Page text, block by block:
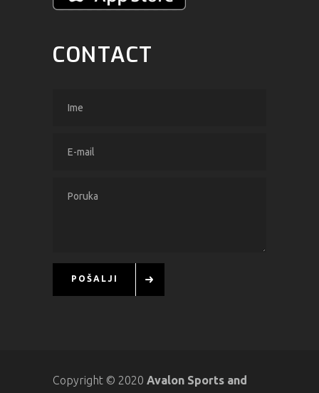
CONTACT
POŠALJI
Copyright © 2020 Avalon Sports and